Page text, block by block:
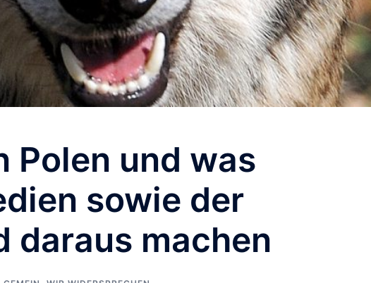
Polen und was
sowie der
daraus machen